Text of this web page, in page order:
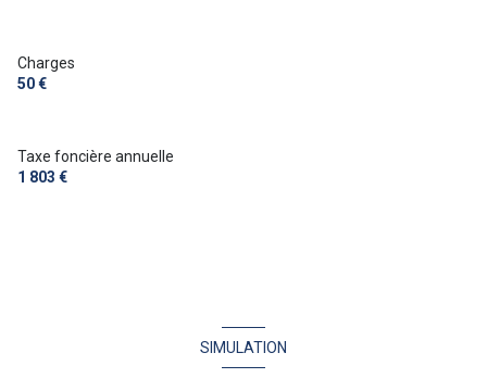
Charges
50 €
Taxe foncière annuelle
1 803 €
SIMULATION